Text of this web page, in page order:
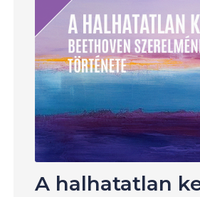
A halhatatlan